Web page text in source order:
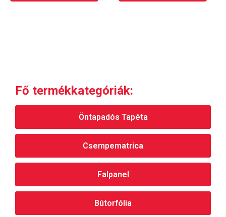
Fő termékkategóriák:
Öntapadós Tapéta
Csempematrica
Falpanel
Bútorfólia